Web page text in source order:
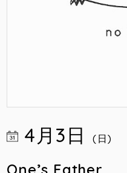
4月3日(日)
One’s Father